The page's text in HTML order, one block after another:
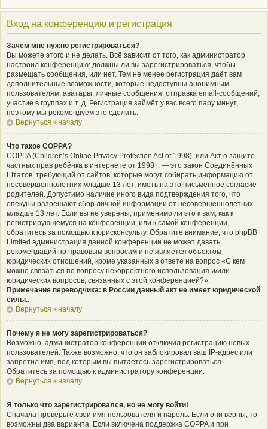
Вход на конференцию и регистрация
Зачем мне нужно регистрироваться?
Вы можете этого и не делать. Всё зависит от того, как администратор
настроил конференцию: должны ли вы зарегистрироваться, чтобы
размещать сообщения, или нет. Тем не менее регистрация даёт вам
дополнительные возможности, которые недоступны анонимным
пользователям: аватары, личные сообщения, отправка email-сообщений,
участие в группах и т. д. Регистрация займёт у вас всего пару минут,
поэтому мы рекомендуем это сделать.
Вернуться к началу
Что такое COPPA?
COPPA (Children’s Online Privacy Protection Act of 1998), или Акт о защите
частных прав ребёнка в интернете от 1998 г. — это закон Соединённых
Штатов, требующий от сайтов, которые могут собирать информацию от
несовершеннолетних младше 13 лет, иметь на это письменное согласие
родителей. Допустимо наличие иного вида подтверждения того, что
опекуны разрешают сбор личной информации от несовершеннолетних
младше 13 лет. Если вы не уверены, применимо ли это к вам, как к
регистрирующемуся на конференции, или к самой конференции,
обратитесь за помощью к юрисконсульту. Обратите внимание, что phpBB
Limited администрация данной конференции не может давать
рекомендаций по правовым вопросам и не является объектом
юридических отношений, кроме указанных в ответе на вопрос «С кем
можно связаться по вопросу некорректного использования и/или
юридических вопросов, связанных с этой конференцией?».
Примечание переводчика: в России данный акт не имеет юридической
силы..
Вернуться к началу
Почему я не могу зарегистрироваться?
Возможно, администратор конференции отключил регистрацию новых
пользователей. Также возможно, что он заблокировал ваш IP-адрес или
запретил имя, под которым вы пытаетесь зарегистрироваться.
Обратитесь за помощью к администратору конференции.
Вернуться к началу
Я только что зарегистрировался, но не могу войти!
Сначала проверьте свои имя пользователя и пароль. Если они верны, то
возможны два варианта. Если включена поддержка COPPA и при